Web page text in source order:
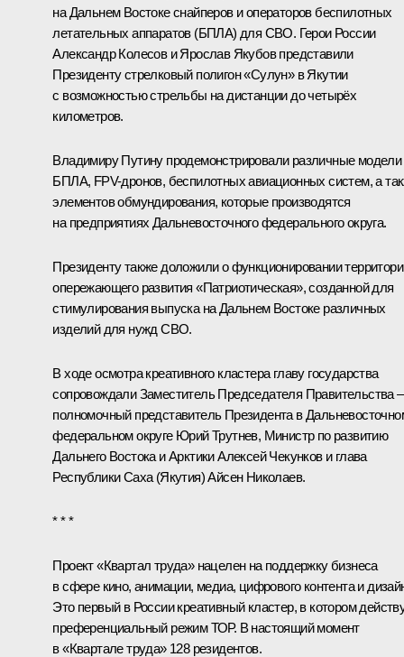
на Дальнем Востоке снайперов и операторов беспилотных
летательных аппаратов (БПЛА) для СВО. Герои России
Александр Колесов и Ярослав Якубов представили
Президенту стрелковый полигон «Сулун» в Якутии
с возможностью стрельбы на дистанции до четырёх
километров.
Владимиру Путину продемонстрировали различные модели
БПЛА, FPV-дронов, беспилотных авиационных систем, а
элементов обмундирования, которые производятся
на предприятиях Дальневосточного федерального округа.
Президенту также доложили о функционировании
опережающего развития «Патриотическая», созданной для
стимулирования выпуска на Дальнем Востоке различных
изделий для нужд СВО.
В ходе осмотра креативного кластера главу государства
сопровождали Заместитель Председателя Правительства –
полномочный представитель Президента в
федеральном округе Юрий Трутнев, Министр по развитию
Дальнего Востока и АрктикиАлексей Чекункови глава
Республики Саха (Якутия)Айсен Николаев.
* * *
Проект «Квартал труда» нацелен на поддержку бизнеса
в сфере кино, анимации, медиа, цифрового контента и
Это первый в России креативный кластер, в котором
преференциальный режим ТОР. В настоящий момент
в «Квартале труда» 128 резидентов.